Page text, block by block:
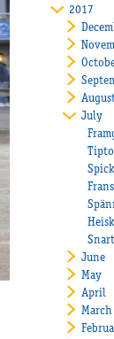
2017
July
June
May
April
March